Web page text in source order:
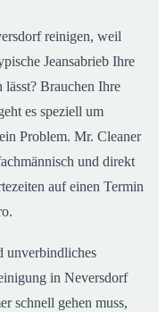
reinigen, weil
Jeansabrieb Ihre
lässt? Brauchen Ihre
es speziell um
Problem. Mr. Cleaner
und direkt
auf einen Termin
unverbindliches
in Neversdorf
schnell gehen muss,